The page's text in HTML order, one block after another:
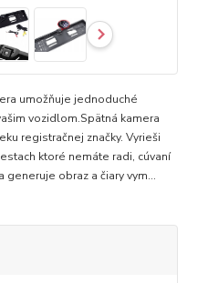
umožňuje jednoduché
vozidlom.Spätná kamera
registračnej značky. Vyrieši
ktoré nemáte radi, cúvaní
generuje obraz a čiary vym...